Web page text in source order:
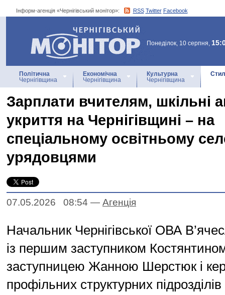
Інформ-агенція «Чернігівський монітор»: RSS Twitter Facebook
Інформ-агенція
«Чернігівський монітор»
Понеділок, 10 серпня,
Політична
Чернігівщина
Економічна
Чернігівщина
Культурна
Чернігівщина
Зарплати вчителям, шкільні
укриття на Чернігівщині – на
спеціальному освітньому
урядовцями
07.05.2026 08:54 — Агенцiя
Начальник Чернігівської ОВА
із першим заступником
заступницею Жанною Шерстюк і
профільних структурних